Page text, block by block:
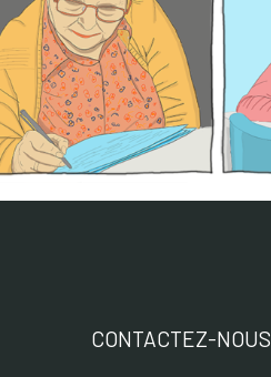
CONTACTEZ-NOUS